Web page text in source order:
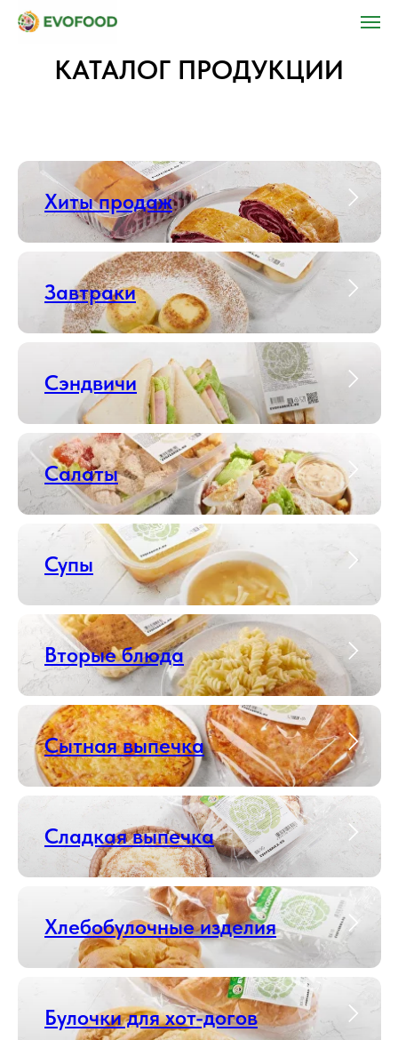
КАТАЛОГ ПРОДУКЦИИ
Хиты продаж
Завтраки
Сэндвичи
Салаты
Супы
Вторые блюда
Сытная выпечка
Сладкая выпечка
Хлебобулочные изделия
Булочки для хот-догов